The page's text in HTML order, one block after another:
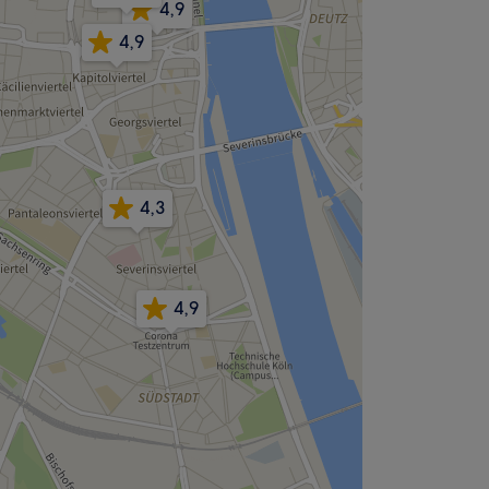
4,9
4,3
4,9
4,9